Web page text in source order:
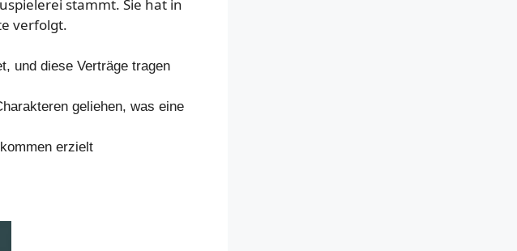
stammt. Sie hat in
verfolgt.
und diese Verträge tragen
geliehen, was eine
erzielt